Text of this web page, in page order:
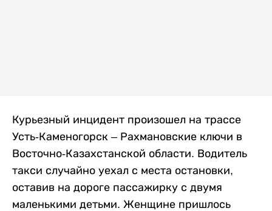
Курьезный инцидент произошел на трассе
Усть-Каменогорск – Рахмановские ключи в
Восточно-Казахстанской области. Водитель
такси случайно уехал с места остановки,
оставив на дороге пассажирку с двумя
маленькими детьми. Женщине пришлось